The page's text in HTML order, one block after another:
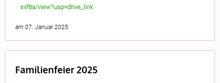
svf8a/view?usp=drive_link
am 07. Januar 2025
Familienfeier 2025